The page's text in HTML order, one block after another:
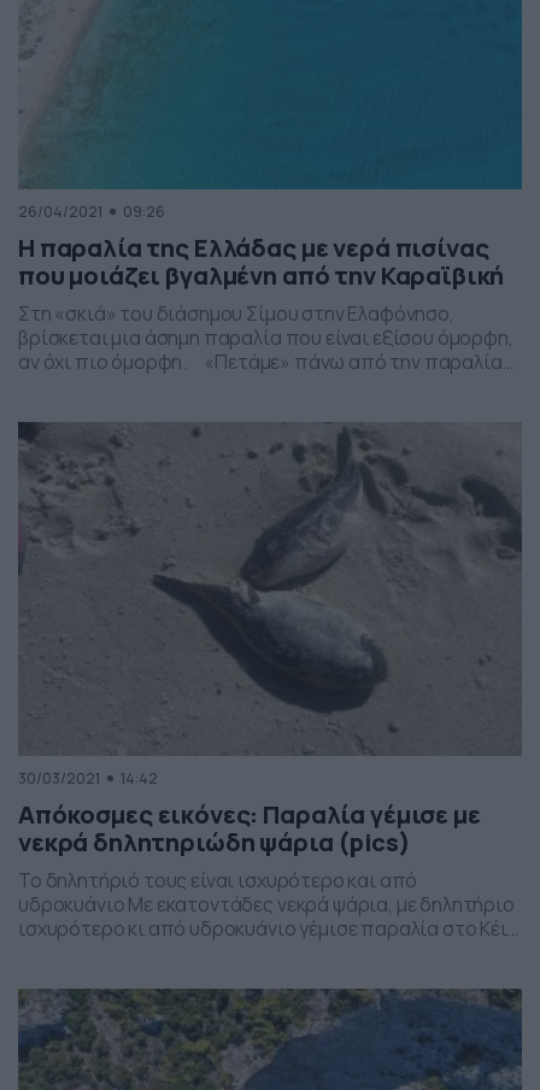
26/04/2021 09:26
Η παραλία της Ελλάδας με νερά πισίνας
που μοιάζει βγαλμένη από την Καραϊβική
Στη «σκιά» του διάσημου Σίμου στην Ελαφόνησο,
βρίσκεται μια άσημη παραλία που είναι εξίσου όμορφη,
αν όχι πιο όμορφη. «Πετάμε» πάνω από την παραλία
βροχή συγκεντρώνονται στο εσωτερικό της παραλίας
δημιουργώντας μια μικρή λίμνη, την οποία οι […]
30/03/2021 14:42
Απόκοσμες εικόνες: Παραλία γέμισε με
νεκρά δηλητηριώδη ψάρια (pics)
Το δηλητήριό τους είναι ισχυρότερο και από
υδροκυάνιο Με εκατοντάδες νεκρά ψάρια, με δηλητήριο
ισχυρότερο κι από υδροκυάνιο γέμισε παραλία στο Κέιπ
στην παραλία Muizenberg με τα παιδιά και τον σκύλο
του. Ο Τες Γκρίντλεϊ, έπεσε πάνω στα ψάρια με […]